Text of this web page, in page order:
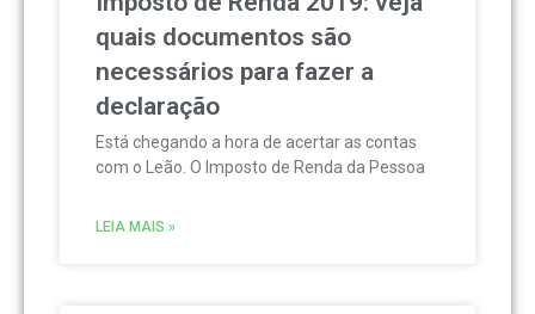
quais documentos são
necessários para fazer a
declaração
Está chegando a hora de acertar as contas
com o Leão. O Imposto de Renda da Pessoa
LEIA MAIS »